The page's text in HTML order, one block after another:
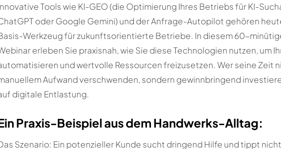
Tools wie KI-GEO (die Optimierung Ihres Betriebs für KI-
oder Google Gemini) und der Anfrage-Autopilot gehören
Werkzeug für zukunftsorientierte Betriebe. In diesem 60-
erleben Sie praxisnah, wie Sie diese Technologien nutzen, um
und wertvolle Ressourcen freizusetzen. Wer seine Zeit
Aufwand verschwenden, sondern gewinnbringend
digitale Entlastung.
Praxis-Beispiel aus dem Handwerks-Alltag:
Szenario: Ein potenzieller Kunde sucht dringend Hilfe und tippt